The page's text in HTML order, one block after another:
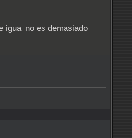
igual no es demasiado
- - -